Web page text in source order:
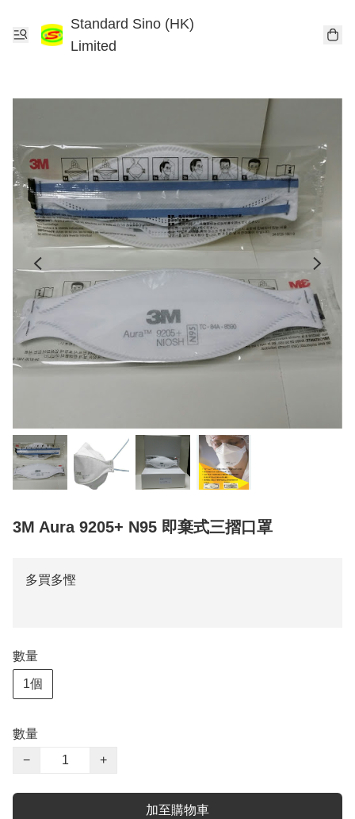
Standard Sino (HK)
Limited
3M Aura 9205+ N95 即棄式三摺口罩
多買多慳
數量
1個
數量
−
+
加至購物車